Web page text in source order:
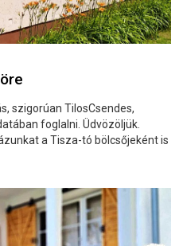
szigorúan TilosCsendes,
foglalni. Üdvözöljük.
a Tisza-tó bölcsőjeként is